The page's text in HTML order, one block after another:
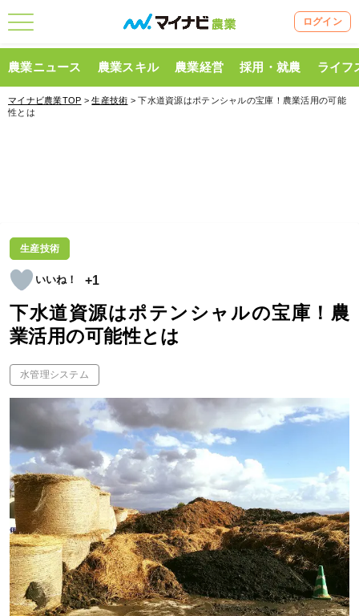
ログイン
農業ニュース 農業スキル 農業経営 採用・就農 ライフ
マイナビ農業TOP >生産技術 > 下水道資源はポテンシャルの宝庫！農業活用の可能
性とは
生産技術
+1
下水道資源はポテンシャルの宝庫！農
業活用の可能性とは
水管理システム